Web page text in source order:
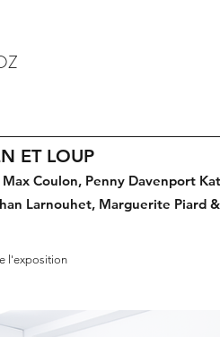
ET LOUP
Coulon, Penny Davenport
Larnouhet, Marguerite Piard &
l'exposition